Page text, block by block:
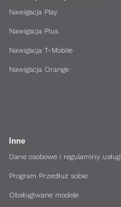
Nawigacja Play
Nawigacja Plus
Nawigacja T-Mobile
Nawigacja Orange
Inne
Dane osobowe i regulaminy usług
Program Przedłuż sobie
Obsługiwane modele